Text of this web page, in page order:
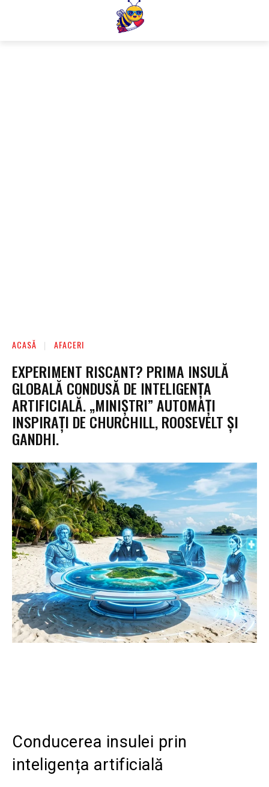
ACASĂ AFACERI
EXPERIMENT RISCANT? PRIMA INSULĂ
GLOBALĂ CONDUSĂ DE INTELIGENȚA
ARTIFICIALĂ. „MINIȘTRI” AUTOMAȚI
INSPIRAȚI DE CHURCHILL, ROOSEVELT ȘI
GANDHI.
Conducerea insulei prin
inteligența artificială